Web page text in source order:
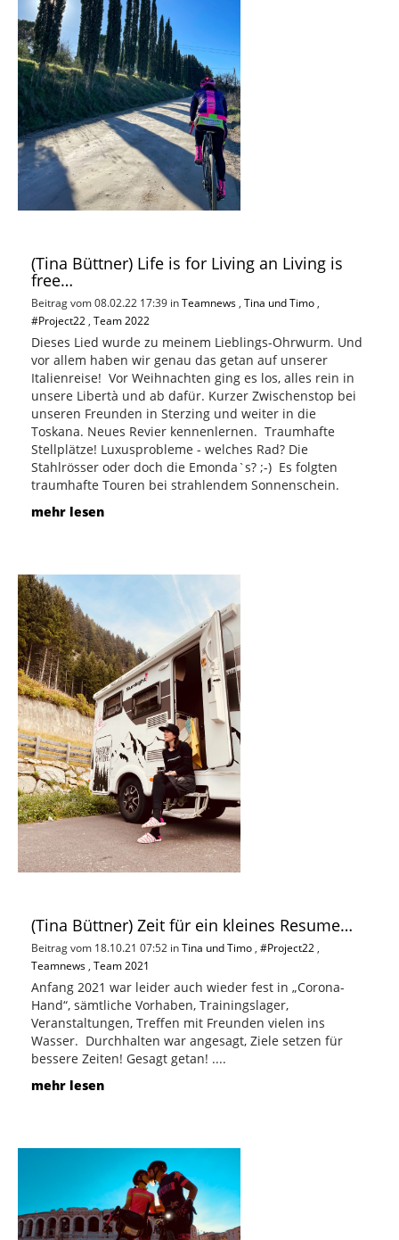
(Tina Büttner) Life is for Living an Living is
free…
Beitrag vom 08.02.22 17:39 inTeamnews , Tina und Timo ,
#Project22 , Team 2022
Dieses Lied wurde zu meinem Lieblings-Ohrwurm. Und
vor allem haben wir genau das getan auf unserer
Italienreise! Vor Weihnachten ging es los, alles rein in
unsere Libertà und ab dafür. Kurzer Zwischenstop bei
unseren Freunden in Sterzing und weiter in die
Toskana. Neues Revier kennenlernen. Traumhafte
Stellplätze! Luxusprobleme - welches Rad? Die
Stahlrösser oder doch die Emonda`s? ;-) Es folgten
traumhafte Touren bei strahlendem Sonnenschein.
mehr lesen
(Tina Büttner) Zeit für ein kleines Resume…
Beitrag vom 18.10.21 07:52 inTina und Timo #Project22
Teamnews Team 2021
Anfang 2021 war leider auch wieder fest in „Corona-
Hand“, sämtliche Vorhaben, Trainingslager,
Veranstaltungen, Treffen mit Freunden vielen ins
Wasser. Durchhalten war angesagt, Ziele setzen für
bessere Zeiten! Gesagt getan! ....
mehr lesen